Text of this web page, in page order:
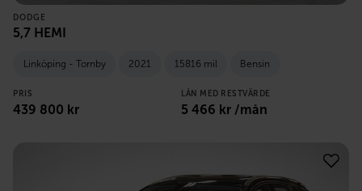
DODGE
5,7 HEMI
Linköping - Tornby 2021 15816 mil Bensin
PRIS
439 800 kr
LÅN MED RESTVÄRDE
5 466 kr /mån